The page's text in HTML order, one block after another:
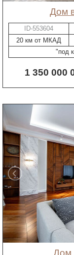
дом
ID-553604
20 км от МКАД
"под
1 350 000